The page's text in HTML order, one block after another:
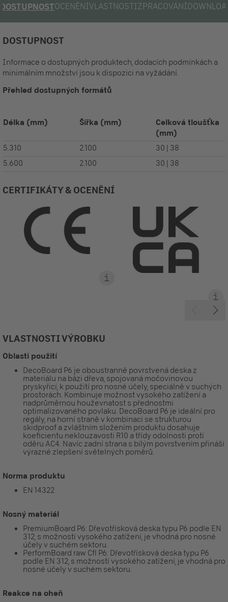
DOSTUPNOSTOCENĚNÍVLASTNOSTIZPRACOVÁNÍ
DOSTUPNOST
Informace o dostupných produktech, dodacích podmínkách a
minimálním množství jsou k dispozici na vyžádání.
Přehled dostupných formátů
Délka (mm) Šířka (mm)
Celková tloušťka
(mm)
5.310 2.100
30 | 38
5.600
2.100 30 | 38
CERTIFIKÁTY & OCENĚNÍ
VLASTNOSTI VÝROBKU
Oblasti použití
DecoBoard P6 je oboustranně povrstvená deska z
materiálu na bázi dřeva, spojovaná močovinovou
pryskyřicí, k použití pro nosné účely, speciálně v suchých
prostorách. Kombinuje možnost vysokého zatížení a
nadprůměrnou houževnatost s přednostmi
optimalizovaného povlaku. DecoBoard P6 je ideální pro
regály, na horní straně v kombinaci se strukturou
skidproof a zvláštním složením produktu dosahuje
koeficientu neklouzavosti R10 a třídy odolnosti proti
oděru AC4. Navíc zadní strana s bílým povrstvením přináší
výrazné zlepšení světelných poměrů.
Norma produktu
EN 14322
Nosný materiál
PremiumBoard P6: Dřevotřísková deska typu P6 podle EN
312, s možností vysokého zatížení, je vhodná pro nosné
účely v suchém sektoru.
PerformBoard raw Cfl P6: Dřevotřísková deska typu P6
podle EN 312, s možností vysokého zatížení, je vhodná pro
nosné účely v suchém sektoru.
Reakce na oheň